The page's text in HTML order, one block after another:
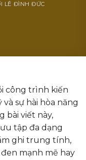
LÊ ĐÌNH ĐỨC
công trình kiến
sự hài hòa năng
bài viết này,
tập đa dạng
ghi trung tính,
mạnh mẽ hay